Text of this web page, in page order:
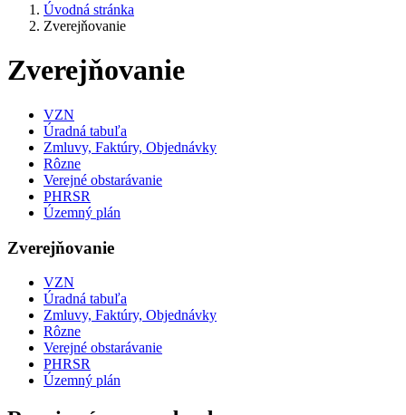
Úvodná stránka
Zverejňovanie
Zverejňovanie
VZN
Úradná tabuľa
Zmluvy, Faktúry, Objednávky
Rôzne
Verejné obstarávanie
PHRSR
Územný plán
Zverejňovanie
VZN
Úradná tabuľa
Zmluvy, Faktúry, Objednávky
Rôzne
Verejné obstarávanie
PHRSR
Územný plán